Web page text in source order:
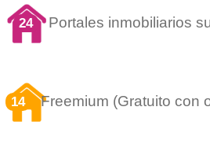
24 Portales inmobiliarios
14 Freemium (Gratuito con